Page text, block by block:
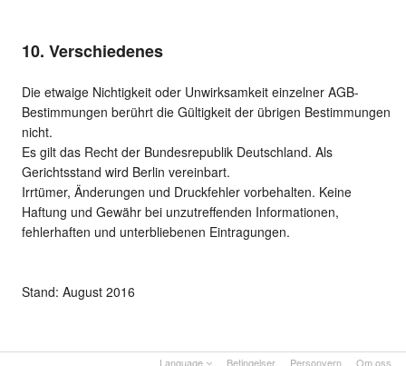
10. Verschiedenes
Die etwaige Nichtigkeit oder Unwirksamkeit einzelner AGB-
Bestimmungen berührt die Gültigkeit der übrigen Bestimmungen
nicht.
Es gilt das Recht der Bundesrepublik Deutschland. Als
Gerichtsstand wird Berlin vereinbart.
Irrtümer, Änderungen und Druckfehler vorbehalten. Keine
Haftung und Gewähr bei unzutreffenden Informationen,
fehlerhaften und unterbliebenen Eintragungen.
Stand: August 2016
Language Betingelser Personvern Om oss